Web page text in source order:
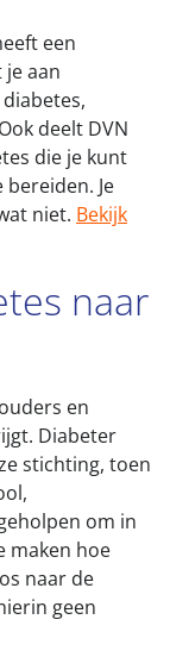
een
aan
deelt DVN
die je kunt
Je
niet. Bekijk
naar
en
Diabeter
stichting, toen
om in
maken hoe
naar de
geen